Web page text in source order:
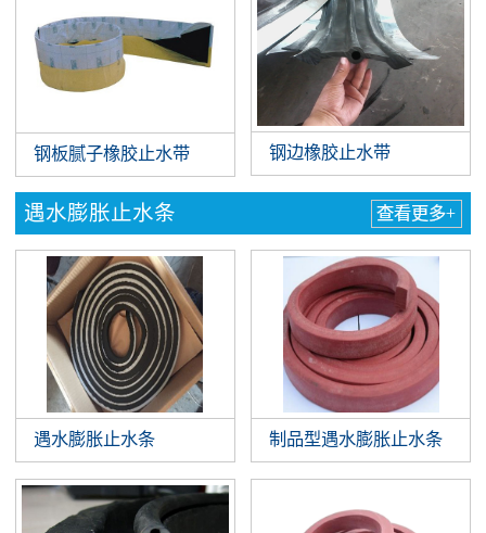
钢板腻子橡胶止水带 钢边橡胶止水带
遇水膨胀止水条 查看更多+
遇水膨胀止水条 制品型遇水膨胀止水条